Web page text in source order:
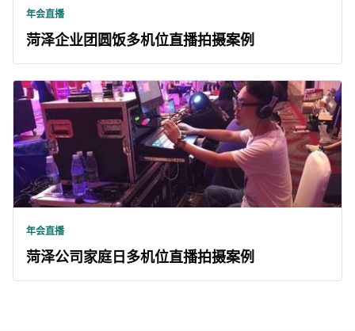
年会直播
菏泽企业团圆饭多机位直播拍摄案例
年会直播
菏泽公司家庭日多机位直播拍摄案例